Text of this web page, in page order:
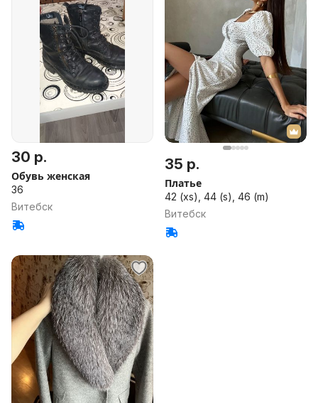
30 р.
Обувь женская
36
Витебск
35 р.
Платье
42 (xs), 44 (s), 46 (m)
Витебск